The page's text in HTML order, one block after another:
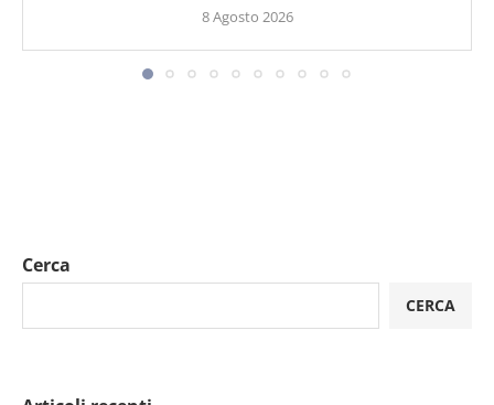
8 Agosto 2026
Cerca
CERCA